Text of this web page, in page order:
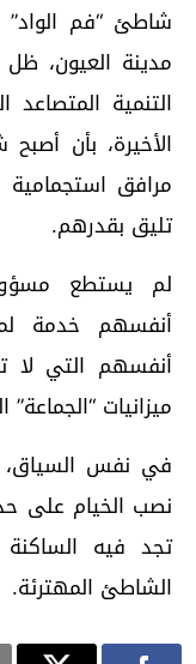
مدينة العيون،
التنمية
الأخيرة، بأن
مرافق استجمامية
تليق بقدرهم.
لم يستطع
أنفسهم خدمة
أنفسهم التي لا
ميزانيات
في نفس السياق،
نصب الخيام على
تجد فيه
الشاطئ المهترئة.